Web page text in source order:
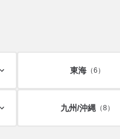
東海（6）
九州/沖縄（8）